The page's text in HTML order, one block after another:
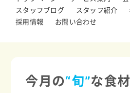
スタッフブログ
スタッフ紹介
採用情報
お問い合わせ
今月の“旬”な食材